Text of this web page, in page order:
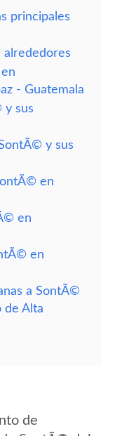
principales
alrededores
- Guatemala
y sus
y sus
en
en
en
a SontÃ©
de Alta
de